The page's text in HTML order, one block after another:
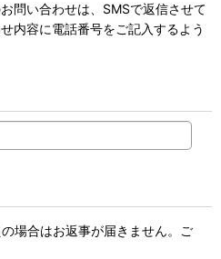
問い合わせは、SMSで返信させて
内容に電話番号をご記入するよう
場合はお返事が届きません。ご